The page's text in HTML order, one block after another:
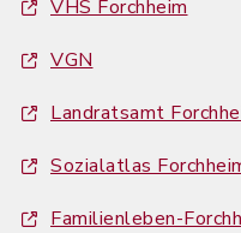
VHS Forchheim
VGN
Landratsamt
Sozialatlas
Familienleben-